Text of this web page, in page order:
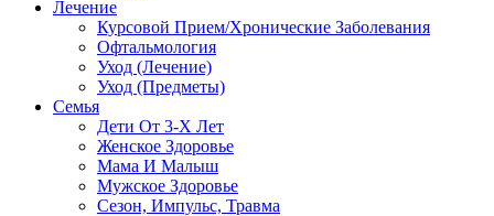
Лечение
Курсовой Прием/Хронические Заболевания
Офтальмология
Уход (Лечение)
Уход (Предметы)
Семья
Дети От 3-Х Лет
Женское Здоровье
Мама И Малыш
Мужское Здоровье
Сезон, Импульс, Травма